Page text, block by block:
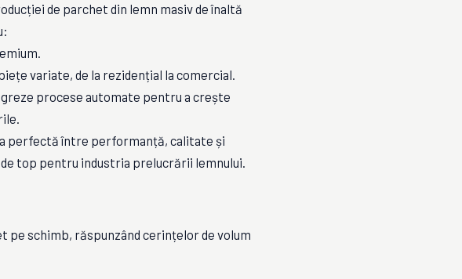
de parchet din lemn masiv de înaltă
variate, de la rezidențial la comercial.
procese automate pentru a crește
perfectă între performanță, calitate și
top pentru industria prelucrării lemnului.
pe schimb, răspunzând cerințelor de volum